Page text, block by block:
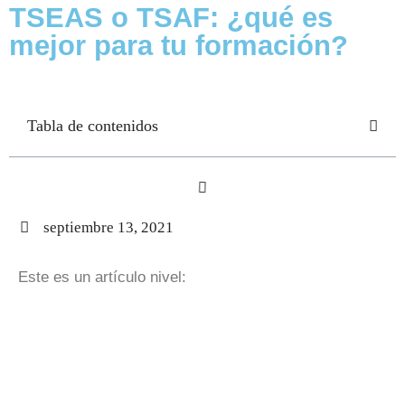
TSEAS o TSAF: ¿qué es
mejor para tu formación?
Tabla de contenidos
septiembre 13, 2021
Este es un artículo nivel: